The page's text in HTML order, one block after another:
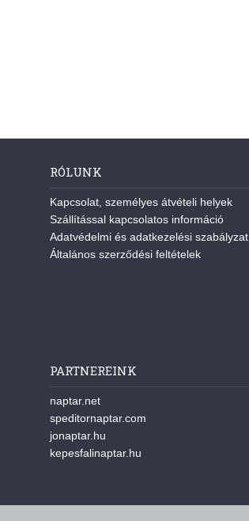
RÓLUNK
Kapcsolat, személyes átvételi helyek
Szállítással kapcsolatos információ
Adatvédelmi és adatkezelési szabályzat
Általános szerződési feltételek
PARTNEREINK
naptar.net
speditornaptar.com
jonaptar.hu
kepesfalinaptar.hu